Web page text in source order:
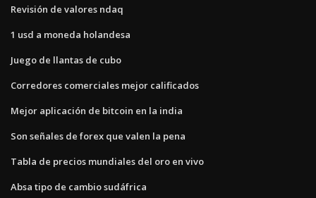
Revisión de valores ndaq
1 usd a moneda holandesa
Juego de llantas de cubo
Corredores comerciales mejor calificados
Mejor aplicación de bitcoin en la india
Son señales de forex que valen la pena
Tabla de precios mundiales del oro en vivo
Absa tipo de cambio sudáfrica